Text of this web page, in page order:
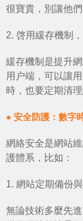
很寶貴，別讓他們
2. 啓用緩存機制
緩存機制是提升
用户端，可以讓
時，也要定期清
● 安全防護：數字
網絡安全是網站
護體系，比如：
1. 網站定期備份
無論技術多麼先